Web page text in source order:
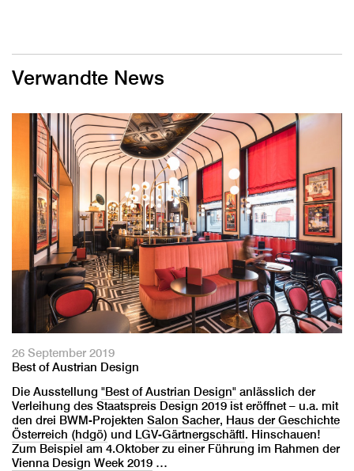
Verwandte News
26 September 2019
Best of Austrian Design
Die Ausstellung "Best of Austrian Design" anlässlich der
Verleihung des Staatspreis Design 2019 ist eröffnet – u.a. mit
den drei BWM-Projekten Salon Sacher, Haus der Geschichte
Österreich (hdgö) und LGV-Gärtnergschäftl. Hinschauen!
Zum Beispiel am 4.Oktober zu einer Führung im Rahmen der
Vienna Design Week 2019 …